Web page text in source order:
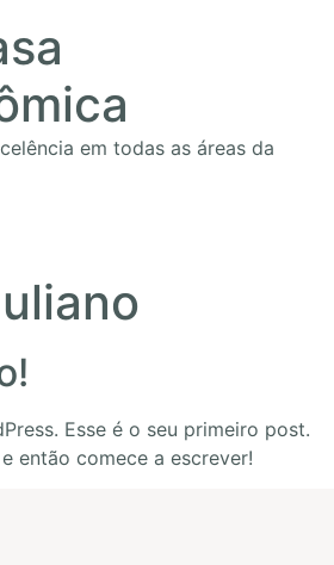
em todas as áreas da
Esse é o seu primeiro post.
então comece a escrever!